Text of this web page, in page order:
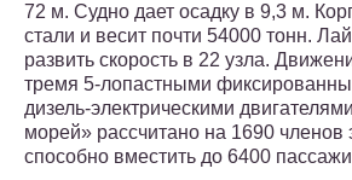
72 м. Судно дает осадку в 9,3 м.
стали и весит почти 54000 тонн.
развить скорость в 22 узла.
тремя 5-лопастными
дизель-электрическими
морей» рассчитано на 1690 членов
способно вместить до 6400